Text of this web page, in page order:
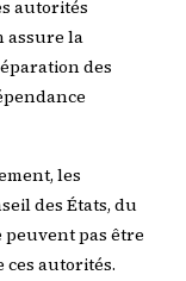
autorités
assure la
des
les
des États, du
pas être
autorités.